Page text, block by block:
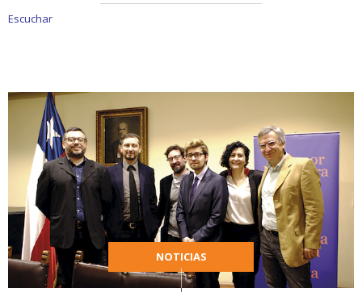
Escuchar
NOTICIAS